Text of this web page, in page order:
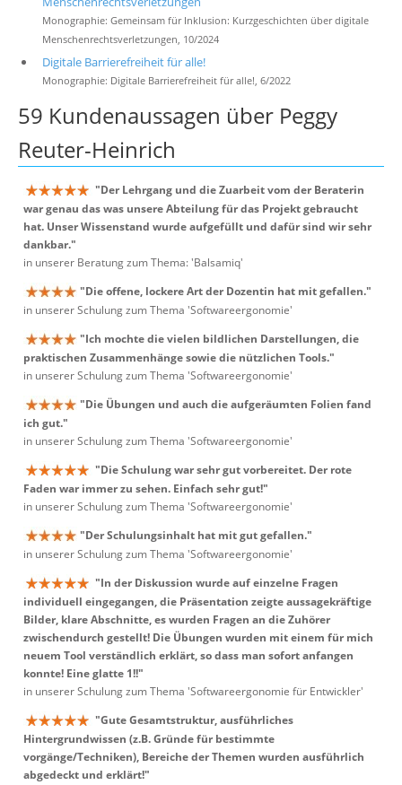
Monographie: Gemeinsam für Inklusion: Kurzgeschichten über digitale
Menschenrechtsverletzungen, 10/2024
Digitale Barrierefreiheit für alle!
Monographie: Digitale Barrierefreiheit für alle!, 6/2022
59 Kundenaussagen über Peggy
Reuter-Heinrich
"Der Lehrgang und die Zuarbeit vom der Beraterin
war genau das was unsere Abteilung für das Projekt gebraucht
hat. Unser Wissenstand wurde aufgefüllt und dafür sind wir sehr
dankbar."
in unserer Beratung zum Thema: 'Balsamiq'
"Die offene, lockere Art der Dozentin hat mit gefallen."
in unserer Schulung zum Thema 'Softwareergonomie'
"Ich mochte die vielen bildlichen Darstellungen, die
praktischen Zusammenhänge sowie die nützlichen Tools."
in unserer Schulung zum Thema 'Softwareergonomie'
"Die Übungen und auch die aufgeräumten Folien fand
ich gut."
in unserer Schulung zum Thema 'Softwareergonomie'
"Die Schulung war sehr gut vorbereitet. Der rote
Faden war immer zu sehen. Einfach sehr gut!"
in unserer Schulung zum Thema 'Softwareergonomie'
"Der Schulungsinhalt hat mit gut gefallen."
in unserer Schulung zum Thema 'Softwareergonomie'
"In der Diskussion wurde auf einzelne Fragen
individuell eingegangen, die Präsentation zeigte aussagekräftige
Bilder, klare Abschnitte, es wurden Fragen an die Zuhörer
zwischendurch gestellt! Die Übungen wurden mit einem für mich
neuem Tool verständlich erklärt, so dass man sofort anfangen
konnte! Eine glatte 1!!"
in unserer Schulung zum Thema 'Softwareergonomie für Entwickler'
"Gute Gesamtstruktur, ausführliches
Hintergrundwissen (z.B. Gründe für bestimmte
vorgänge/Techniken), Bereiche der Themen wurden ausführlich
abgedeckt und erklärt!"